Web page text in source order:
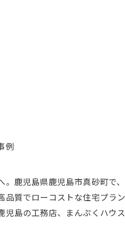
例
鹿児島県鹿児島市真砂町で
質でローコストな住宅プラ
島の工務店、まんぷくハウ